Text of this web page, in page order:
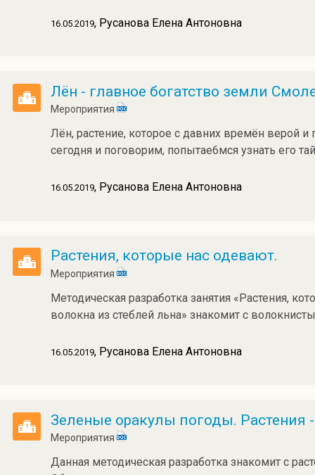
16.05.2019, Русанова Елена Антоновна
Лён - главное богатство земли
Мероприятия
Лён, растение, которое с давних времён верой
сегодня и поговорим, попытае6мся узнать его
16.05.2019, Русанова Елена Антоновна
Растения, которые нас одевают.
Мероприятия
Методическая разработка занятия «Растения,
волокна из стеблей льна» знакомит с
16.05.2019, Русанова Елена Антоновна
Зеленые оракулы погоды. Растения
Мероприятия
Данная методическая разработка знакомит с